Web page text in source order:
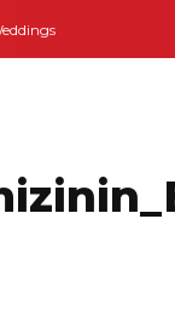
Bodrum’dan